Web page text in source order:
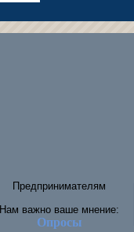
Предпринимателям
Нам важно ваше мнение:
Опросы